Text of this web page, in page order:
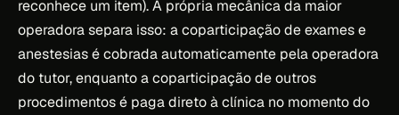
reconhece um item). A própria mecânica da maior
operadora separa isso: a coparticipação de exames e
anestesias é cobrada automaticamente pela operadora
do tutor, enquanto a coparticipação de outros
procedimentos é paga direto à clínica no momento do